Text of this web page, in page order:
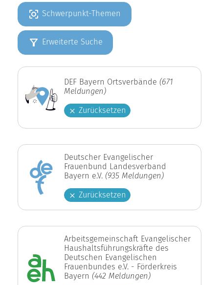
Schwerpunkt-Themen
Erweiterte Suche
DEF Bayern Ortsverbände (671
Meldungen)
Zurücksetzen
Deutscher Evangelischer
Frauenbund Landesverband
Bayern e.V. (935 Meldungen)
Zurücksetzen
Arbeitsgemeinschaft Evangelischer
Haushaltsführungskräfte des
Deutschen Evangelischen
Frauenbundes e.V. - Förderkreis
Bayern (442 Meldungen)